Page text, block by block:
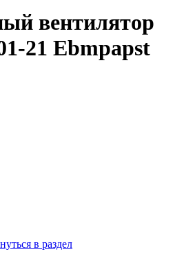
вентилятор
21 Ebmpapst